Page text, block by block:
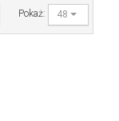
Pokaż: 48